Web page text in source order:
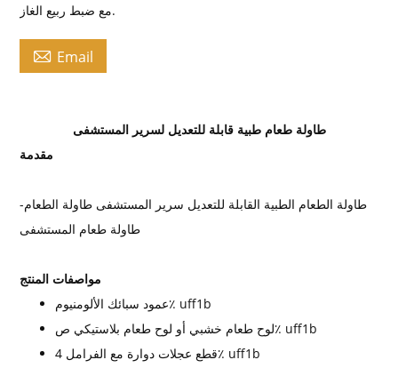
مع ضبط ربيع الغاز.
 Email
طاولة طعام طبية قابلة للتعديل لسرير المستشفى
مقدمة
طاولة الطعام الطبية القابلة للتعديل سرير المستشفى طاولة الطعام-
طاولة طعام المستشفى
مواصفات المنتج
عمود سبائك الألومنيوم٪ uff1b
لوح طعام خشبي أو لوح طعام بلاستيكي ص٪ uff1b
4 قطع عجلات دوارة مع الفرامل٪ uff1b